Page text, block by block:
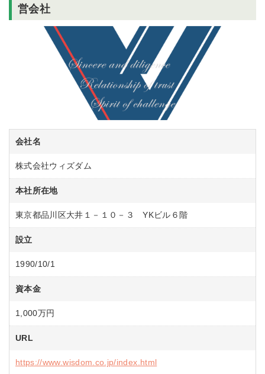
営会社
会社名
株式会社ウィズダム
本社所在地
東京都品川区大井１－１０－３ YKビル６階
設立
1990/10/1
資本金
1,000万円
URL
https://www.wisdom.co.jp/index.html